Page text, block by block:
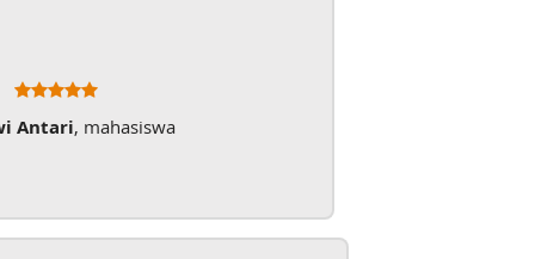
Antari, mahasiswa